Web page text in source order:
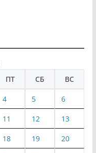
ПТ СБ ВС
4 5 6
11 12 13
18 19 20